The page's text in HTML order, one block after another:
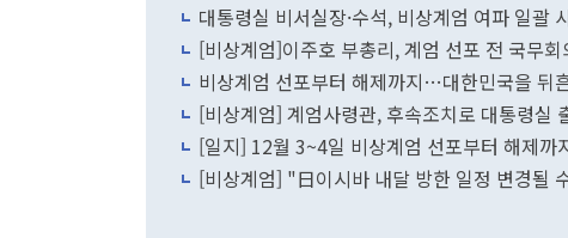
대통령실 비서실장·수석, 비상계엄 여파 일괄
[비상계엄]이주호 부총리, 계엄 선포 전 국무
비상계엄 선포부터 해제까지…대한민국을 뒤
[비상계엄] 계엄사령관, 후속조치로 대통령실
[일지] 12월 3~4일 비상계엄 선포부터 해제까
[비상계엄] "日이시바 내달 방한 일정 변경될